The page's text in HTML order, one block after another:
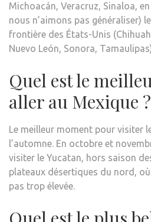
Michoacán, Veracruz, Sinaloa,
nous n’aimons pas généraliser)
frontière des États-Unis
Nuevo León, Sonora,
Quel est le
aller au Mexique ?
Le meilleur moment pour visiter
l’automne. En octobre et
visiter le Yucatan, hors saison
plateaux désertiques du nord,
pas trop élevée.